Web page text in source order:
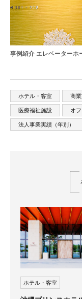
事例紹介 エレベーターホ
ホテル・客室 商
医療福祉施設 オ
法人事業実績（年別）
ホテル・客室